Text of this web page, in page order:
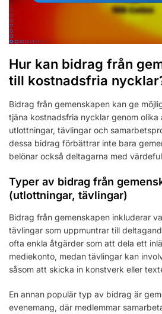
Hur kan bidrag från
till kostnadsfria
Bidrag från gemenskapen kan ge
tjäna kostnadsfria nycklar genom olika
utlottningar, tävlingar och
dessa bidrag förbättrar inte bara
belönar också deltagarna med
Typer av bidrag från
(utlottningar, tävlingar)
Bidrag från gemenskapen inkluderar
tävlingar som uppmuntrar till
ofta enkla åtgärder som att dela ett
mediekonto, medan tävlingar kan
såsom att skicka in konstverk eller
En annan populär typ av bidrag är
evenemang, där medlemmar